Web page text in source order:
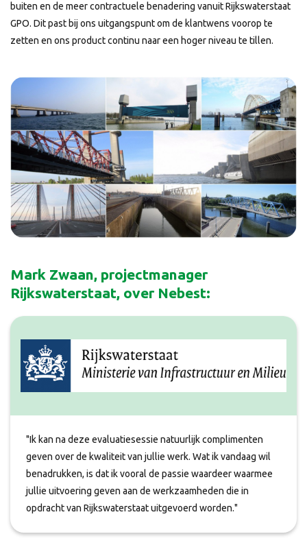
buiten en de meer contractuele benadering vanuit Rijkswaterstaat
GPO. Dit past bij ons uitgangspunt om de klantwens voorop te
zetten en ons product continu naar een hoger niveau te tillen.
Mark Zwaan, projectmanager
Rijkswaterstaat, over Nebest:
"Ik kan na deze evaluatiesessie natuurlijk complimenten
geven over de kwaliteit van jullie werk. Wat ik vandaag wil
benadrukken, is dat ik vooral de passie waardeer waarmee
jullie uitvoering geven aan de werkzaamheden die in
opdracht van Rijkswaterstaat uitgevoerd worden."